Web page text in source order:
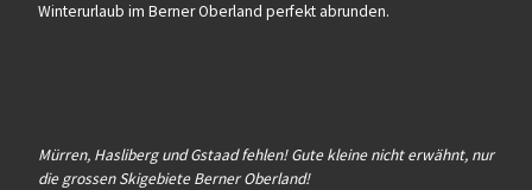
Winterurlaub im Berner Oberland perfekt abrunden.
Mürren, Hasliberg und Gstaad fehlen! Gute kleine nicht erwähnt, nur
die grossen Skigebiete Berner Oberland!